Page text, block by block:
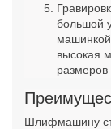
большой
высокая
Шлифмашину